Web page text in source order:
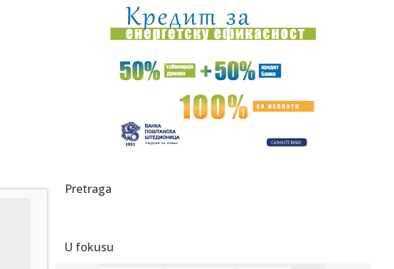
23:47:Škoda Peaq u serijskoj proizvodnji
23:44:"Mesi bi bio Pikaso" VIDEO
Marinović nakon pobjede: Zaslužili smo još koji gol, ali
23:41:Može li ljetna avantura ipak nekako prerasti u ozbiljnu
momente j...
23:35:
Pretraga
U fokusu